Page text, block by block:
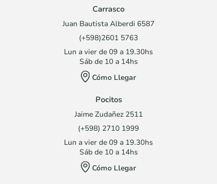
Carrasco
Juan Bautista Alberdi 6587
(+598)2601 5763
Lun a vier de 09 a 19.30hs
Sáb de 10 a 14hs
Cómo Llegar
Pocitos
Jaime Zudañez 2511
(+598) 2710 1999
Lun a vier de 09 a 19.30hs
Sáb de 10 a 14hs
Cómo Llegar